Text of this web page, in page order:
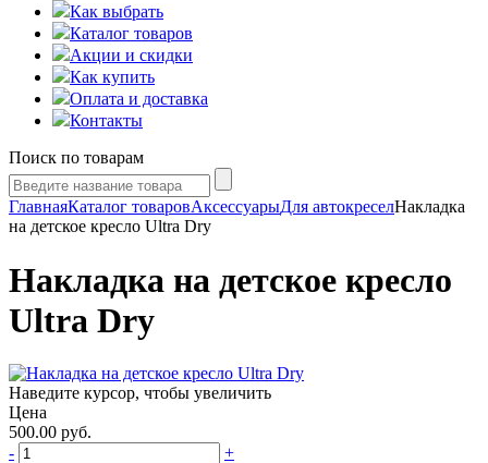
Как выбрать
Каталог товаров
Акции и скидки
Как купить
Оплата и доставка
Контакты
Поиск по товарам
ГлавнаяКаталог товаровАксессуарыДля автокреселНакладка
на детское кресло Ultra Dry
Накладка на детское кресло
Ultra Dry
Наведите курсор, чтобы увеличить
Цена
500.00 руб.
-
+